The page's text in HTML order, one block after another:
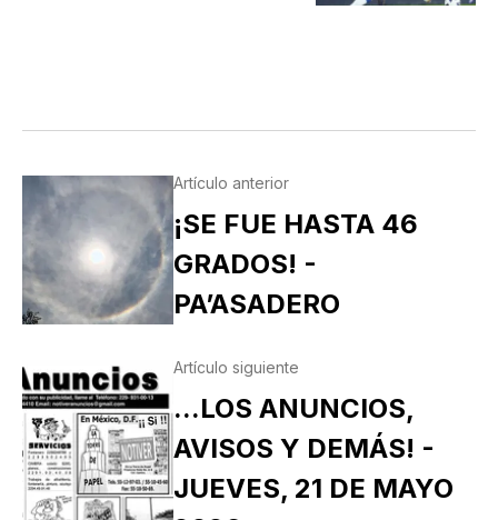
Artículo anterior
¡SE FUE HASTA 46
GRADOS! -
PA’ASADERO
Artículo siguiente
...LOS ANUNCIOS,
AVISOS Y DEMÁS! -
JUEVES, 21 DE MAYO